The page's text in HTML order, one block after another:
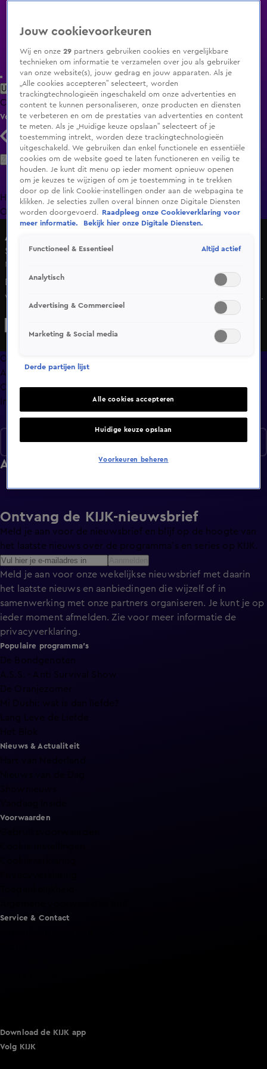
Uitzending Gemist Populaire programma's Zenders Genres
ClipsFilmsRadioSmart TV inlogShop
Volg KIJK
Zoeken
HomeUitzending Gemist Programma's De Bondgenoten
OranjezomerLivestreamsShop
A.S.S. - Anti Survival Show
Seizoen 1, aflevering 5
Ma 1 juni, 21:31
Denise staat voor een keuze: speelt ze haar eigen spel, of
volgt ze het advies van René? Op het luxe jacht smeden de
deelnemers plannen om de macht te kantelen, terwijl op
afremmen, Megan voelt de druk toenemen en Luca kroont
zichzelf in recordtempo tot minst favoriete speler van de
groep. Hij jaagt Vonneke, Michella en Louisa tegen zich in
het harnas, en langzaam begint ook voor de rest zijn
Overzicht
Afleveringen
Clips
Info
Afleveringen
Seizoen 1
Ontvang de KIJK-nieuwsbrief
Meld je aan voor de nieuwsbrief en blijf op de hoogte van
het laatste nieuws over de programma’s en series op KIJK.
Meld je aan voor onze wekelijkse nieuwsbrief met daarin
het laatste nieuws en aanbiedingen die wijzelf of in
samenwerking met onze partners organiseren. Je kunt je op
ieder moment afmelden. Zie voor meer informatie de
privacyverklaring.
Populaire programma's
De Bondgenoten
A.S.S. - Anti Survival Show
De Oranjezomer
Mi Dushi: wat is dan liefde?
Lang Leve de Liefde
Nieuws & Actualiteit
Voorwaarden
Service & Contact
Download de KIJK app
Volg KIJK
Jouw cookievoorkeuren
Wij en onze29 partners gebruiken cookies en vergelijkbare
technieken om informatie te verzamelen over jou als gebruiker
van onze website(s), jouw gedrag en jouw apparaten. Als je
„Alle cookies accepteren” selecteert, worden
trackingtechnologieën ingeschakeld om onze advertenties en
content te kunnen personaliseren, onze producten en diensten
te verbeteren en om de prestaties van advertenties en content
te meten. Als je „Huidige keuze opslaan” selecteert of je
toestemming intrekt, worden deze trackingtechnologieën
uitgeschakeld. We gebruiken dan enkel functionele en essentiële
cookies om de website goed te laten functioneren en veilig te
houden. Je kunt dit menu op ieder moment opnieuw openen
om je keuzes te wijzigen of om je toestemming in te trekken
door op de link Cookie-instellingen onder aan de webpagina te
klikken. Je selecties zullen overal binnen onze Digitale Diensten
worden doorgevoerd.
Raadpleeg onze Cookieverklaring voor
meer informatie.
Bekijk hier onze Digitale Diensten.
Functioneel & Essentieel Altijd actief
Analytisch
Advertising & Commercieel
Marketing & Social media
Derde partijen lijst
Alle cookies accepteren
Huidige keuze opslaan
Voorkeuren beheren